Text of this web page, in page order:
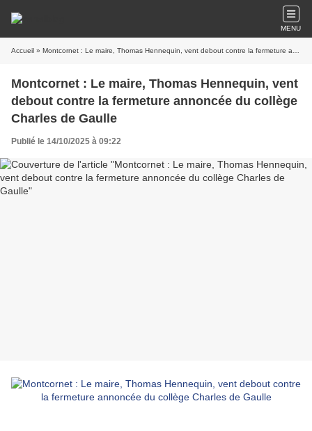
MENU
Accueil » Montcornet : Le maire, Thomas Hennequin, vent debout contre la fermeture annoncée du collège Charles de Gaulle
Montcornet : Le maire, Thomas Hennequin, vent
debout contre la fermeture annoncée du collège
Charles de Gaulle
Publié le 14/10/2025 à 09:22